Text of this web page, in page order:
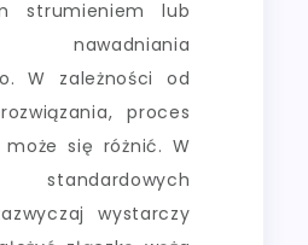
strumieniem lub
W zależności od
proces
może się różnić. W
standardowych
wystarczy